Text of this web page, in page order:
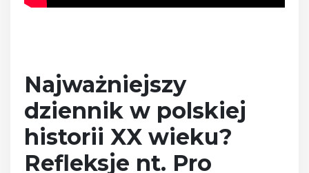
Najważniejszy
dziennik w polskiej
historii XX wieku?
Refleksje nt. Pro